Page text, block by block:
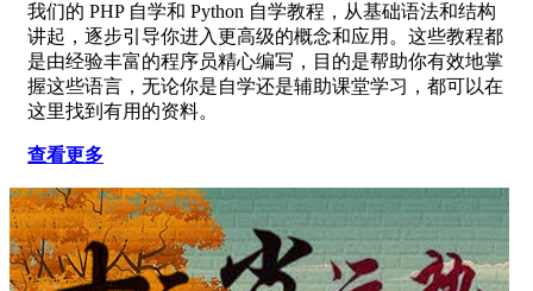
我们的 PHP 自学和 Python 自学教程，从基础语法和结构
讲起，逐步引导你进入更高级的概念和应用。这些教程都
是由经验丰富的程序员精心编写，目的是帮助你有效地掌
握这些语言，无论你是自学还是辅助课堂学习，都可以在
这里找到有用的资料。
查看更多